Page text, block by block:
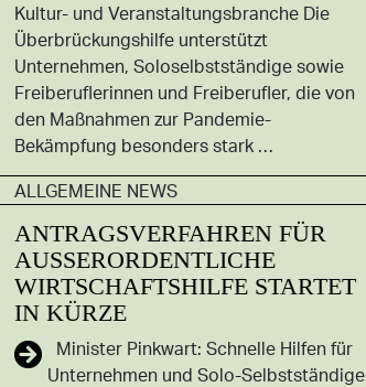
Kul­tur- und Ver­an­stal­tungs­bran­che Die
Überbrückungshilfe unterstützt
Unternehmen, Soloselbstständige sowie
Freiberuflerinnen und Freiberufler, die von
den Maßnahmen zur Pandemie-
Bekämpfung besonders stark …
ALLGEMEINE NEWS
ANTRAGSVERFAHREN FÜR
AUSSERORDENTLICHE W
IRTSCHAFTSHILFE STARTET I
N KÜRZE
Minister Pinkwart: Schnelle Hilfen für
Unternehmen und Solo-